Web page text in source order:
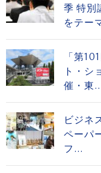
季 特
をテー
「第
ト・
催・東
ビジネ
ペーパ
フ...